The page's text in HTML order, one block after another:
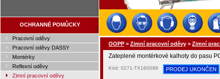
OCHRANNÉ POMŮCKY
Pracovní oděvy
Pracovní oděvy DASSY
Montérky
Reflexní oděvy
Zimní pracovní oděvy
OOPP > Zimní pracovní oděvy > Zimní
Zateplené montérkové kalhoty do pasu
Kód: 0271-TX160099 PRODEJ UKONČEN